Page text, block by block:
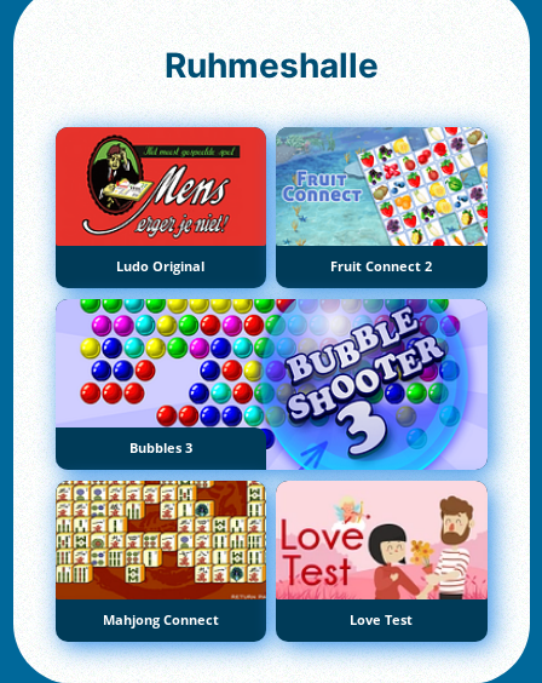
Ruhmeshalle
Ludo Original Fruit Connect 2
Bubbles 3
Mahjong Connect Love Test